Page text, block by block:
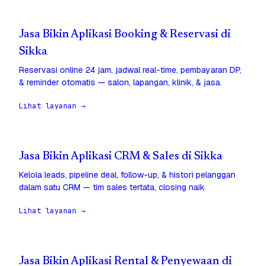
Jasa Bikin Aplikasi Booking & Reservasi di
Sikka
Reservasi online 24 jam, jadwal real-time, pembayaran DP,
& reminder otomatis — salon, lapangan, klinik, & jasa.
Lihat layanan →
Jasa Bikin Aplikasi CRM & Sales di Sikka
Kelola leads, pipeline deal, follow-up, & histori pelanggan
dalam satu CRM — tim sales tertata, closing naik.
Lihat layanan →
Jasa Bikin Aplikasi Rental & Penyewaan di